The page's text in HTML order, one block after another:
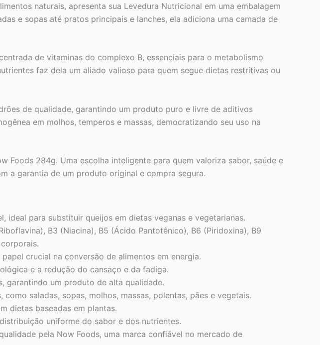
naturais, apresenta sua Levedura Nutricional em uma embalagem
e sopas até pratos principais e lanches, ela adiciona uma camada de
de vitaminas do complexo B, essenciais para o metabolismo
faz dela um aliado valioso para quem segue dietas restritivas ou
de qualidade, garantindo um produto puro e livre de aditivos
em molhos, temperos e massas, democratizando seu uso na
Foods 284g. Uma escolha inteligente para quem valoriza sabor, saúde e
a garantia de um produto original e compra segura.
ideal para substituir queijos em dietas veganas e vegetarianas.
B3 (Niacina), B5 (Ácido Pantotênico), B6 (Piridoxina), B9
crucial na conversão de alimentos em energia.
e a redução do cansaço e da fadiga.
garantindo um produto de alta qualidade.
saladas, sopas, molhos, massas, polentas, pães e vegetais.
dietas baseadas em plantas.
uniforme do sabor e dos nutrientes.
pela Now Foods, uma marca confiável no mercado de